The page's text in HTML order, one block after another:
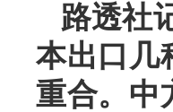
路透社
本出口几
重合。中